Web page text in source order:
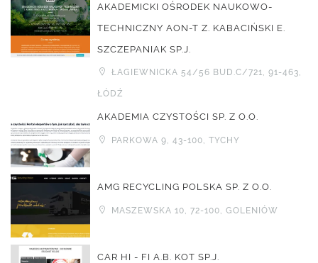
AKADEMICKI OŚRODEK NAUKOWO-
TECHNICZNY AON-T Z. KABACIŃSKI E.
SZCZEPANIAK SP.J.
ŁAGIEWNICKA 54/56 BUD.C/721, 91-463,
ŁÓDŹ
AKADEMIA CZYSTOŚCI SP. Z O.O.
PARKOWA 9, 43-100, TYCHY
AMG RECYCLING POLSKA SP. Z O.O.
MASZEWSKA 10, 72-100, GOLENIÓW
CAR HI - FI A.B. KOT SP.J.